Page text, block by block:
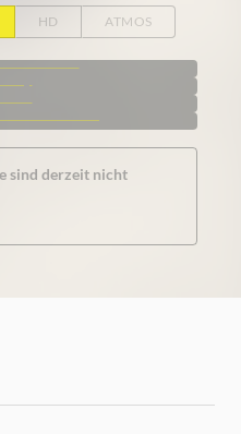
HD ATMOS
sind derzeit nicht